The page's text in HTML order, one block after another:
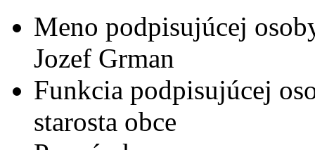
Meno podpisujúcej
Jozef Grman
Funkcia podpisujúcej
starosta obce